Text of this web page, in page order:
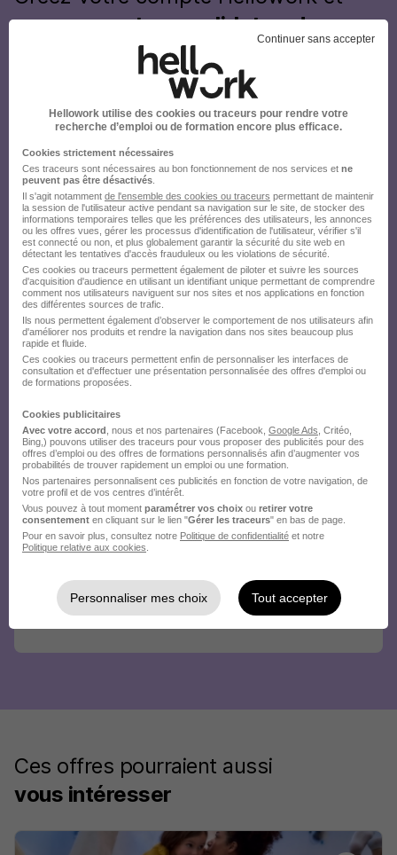
envoyez votre candidature !
Ces offres pourraient aussi
vous intéresser
Continuer sans accepter
Hellowork utilise des cookies ou traceurs pour rendre votre
recherche d’emploi ou de formation encore plus efficace.
Cookies strictement nécessaires
Ces traceurs sont nécessaires au bon fonctionnement de nos services et ne
peuvent pas être désactivés
Il s'agit notamment de l'ensemble des cookies ou traceurs permettant de maintenir
la session de l'utilisateur active pendant sa navigation sur le site, de stocker des
informations temporaires telles que les préférences des utilisateurs, les annonces
ou les offres vues, gérer les processus d'identification de l'utilisateur, vérifier s'il
est connecté ou non, et plus globalement garantir la sécurité du site web en
détectant les tentatives d'accès frauduleux ou les violations de sécurité.
Ces cookies ou traceurs permettent également de piloter et suivre les sources
d'acquisition d'audience en utilisant un identifiant unique permettant de comprendre
comment nos utilisateurs naviguent sur nos sites et nos applications en fonction
des différentes sources de trafic.
Ils nous permettent également d’observer le comportement de nos utilisateurs afin
d'améliorer nos produits et rendre la navigation dans nos sites beaucoup plus
rapide et fluide.
Ces cookies ou traceurs permettent enfin de personnaliser les interfaces de
consultation et d'effectuer une présentation personnalisée des offres d'emploi ou
de formations proposées.
Cookies publicitaires
Avec votre accord , nous et nos partenaires (Facebook, Google Ads , Critéo,
Bing,) pouvons utiliser des traceurs pour vous proposer des publicités pour des
offres d’emploi ou des offres de formations personnalisés afin d’augmenter vos
probabilités de trouver rapidement un emploi ou une formation.
Nos partenaires personnalisent ces publicités en fonction de votre navigation, de
votre profil et de vos centres d’intérêt.
Vous pouvez à tout moment paramétrer vos choix ou retirer votre
consentement en cliquant sur le lien "Gérer les traceurs" en bas de page.
Pour en savoir plus, consultez notre Politique de confidentialité et notre
Politique relative aux cookies
Personnaliser mes choix Tout accepter